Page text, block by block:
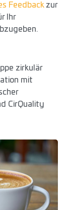
Feedbackzur
Ihr
zirkulär
mit
CirQuality